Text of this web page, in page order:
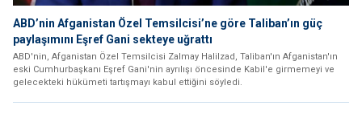
ABD’nin Afganistan Özel Temsilcisi’ne göre Taliban’ın güç
paylaşımını Eşref Gani sekteye uğrattı
ABD'nin, Afganistan Özel Temsilcisi Zalmay Halilzad, Taliban'ın Afganistan'ın
eski Cumhurbaşkanı Eşref Gani'nin ayrılışı öncesinde Kabil'e girmemeyi ve
gelecekteki hükümeti tartışmayı kabul ettiğini söyledi.